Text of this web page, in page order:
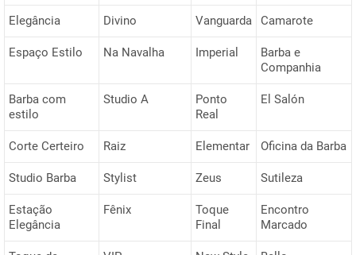
Elegância Divino Vanguarda Camarote
Espaço Estilo Na Navalha Imperial
Barba e
Companhia
Barba com
estilo
Studio A
Ponto
Real
El Salón
Corte Certeiro Raiz Elementar Oficina da Barba
Studio Barba Stylist Zeus Sutileza
Estação
Elegância
Fênix
Toque
Final
Encontro
Marcado